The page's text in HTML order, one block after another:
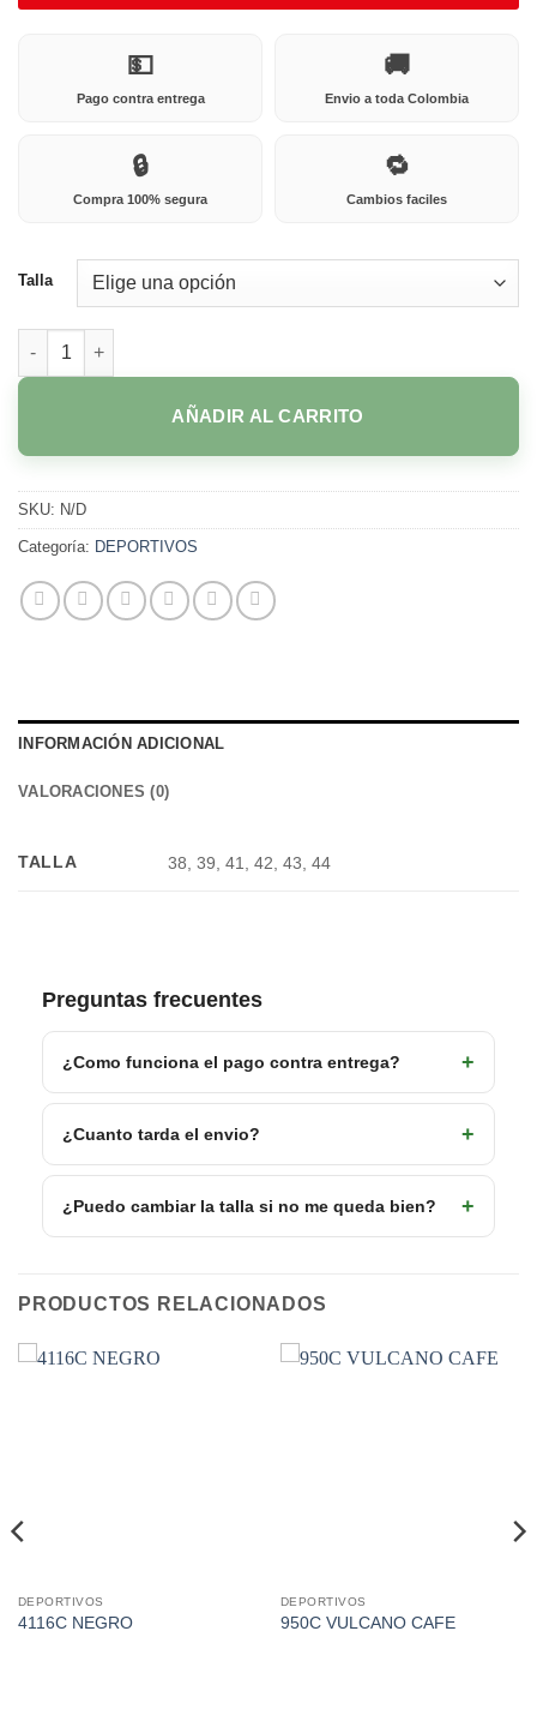
💵
Pago contra entrega
🚚
Envio a toda Colombia
🔒
Compra 100% segura
🔁
Cambios faciles
Talla
142G VULCANO CAFE cantidad
AÑADIR AL CARRITO
SKU: N/D
Categoría: DEPORTIVOS
INFORMACIÓN ADICIONAL
VALORACIONES (0)
TALLA 38, 39, 41, 42, 43, 44
Preguntas frecuentes
¿Como funciona el pago contra entrega?
¿Cuanto tarda el envio?
¿Puedo cambiar la talla si no me queda bien?
PRODUCTOS RELACIONADOS
DEPORTIVOS
4116C NEGRO
Este
producto
DEPORTIVOS
950C VULCANO CAFE
Este
producto